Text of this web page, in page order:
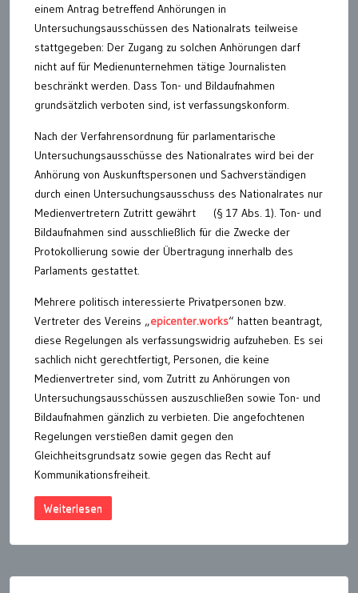
einem Antrag betreffend Anhörungen in
Untersuchungsausschüssen des Nationalrats teilweise
stattgegeben: Der Zugang zu solchen Anhörungen darf
nicht auf für Medienunternehmen tätige Journalisten
beschränkt werden. Dass Ton- und Bildaufnahmen
grundsätzlich verboten sind, ist verfassungskonform.
Nach der Verfahrensordnung für parlamentarische
Untersuchungsausschüsse des Nationalrates wird bei der
Anhörung von Auskunftspersonen und Sachverständigen
durch einen Untersuchungsausschuss des Nationalrates nur
Medienvertretern Zutritt gewährt (§ 17 Abs. 1). Ton- und
Bildaufnahmen sind ausschließlich für die Zwecke der
Protokollierung sowie der Übertragung innerhalb des
Parlaments gestattet.
Mehrere politisch interessierte Privatpersonen bzw.
Vertreter des Vereins „epicenter.works“ hatten beantragt,
diese Regelungen als verfassungswidrig aufzuheben. Es sei
sachlich nicht gerechtfertigt, Personen, die keine
Medienvertreter sind, vom Zutritt zu Anhörungen von
Untersuchungsausschüssen auszuschließen sowie Ton- und
Bildaufnahmen gänzlich zu verbieten. Die angefochtenen
Regelungen verstießen damit gegen den
Gleichheitsgrundsatz sowie gegen das Recht auf
Kommunikationsfreiheit.
Weiterlesen
der